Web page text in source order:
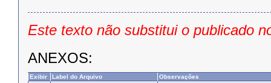
Este texto não substitui o publicado
ANEXOS:
Exibir Label do Arquivo
Observações